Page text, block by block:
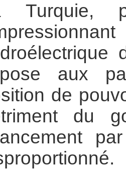
Turquie,
aux
de
du